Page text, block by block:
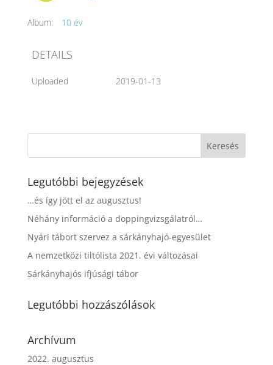
Album: 10 év
DETAILS
Uploaded 2019-01-13
Legutóbbi bejegyzések
…és így jött el az augusztus!
Néhány információ a doppingvizsgálatról…
Nyári tábort szervez a sárkányhajó-egyesület
A nemzetközi tiltólista 2021. évi változásai
Sárkányhajós ifjúsági tábor
Legutóbbi hozzászólások
Archívum
2022. augusztus